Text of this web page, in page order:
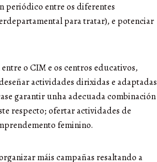
periódico entre os diferentes
para tratar), e potenciar
o CIM e os centros educativos,
actividades dirixidas e adaptadas
garantir unha adecuada combinación
respecto; ofertar actividades de
feminino.
máis campañas resaltando a